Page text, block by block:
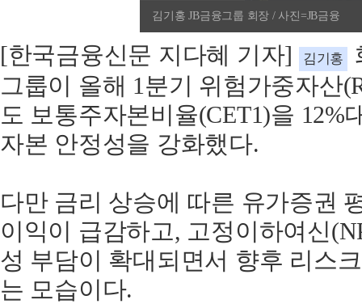
김기홍 JB금융그룹 회장 / 사진=JB금융
[한국금융신문 지다혜 기자] 김기홍
그룹이 올해 1분기 위험가중자산
도 보통주자본비율(CET1)을 12%
자본 안정성을 강화했다.
다만 금리 상승에 따른 유가증권
이익이 급감하고, 고정이하여신
성 부담이 확대되면서 향후 리스
는 모습이다.